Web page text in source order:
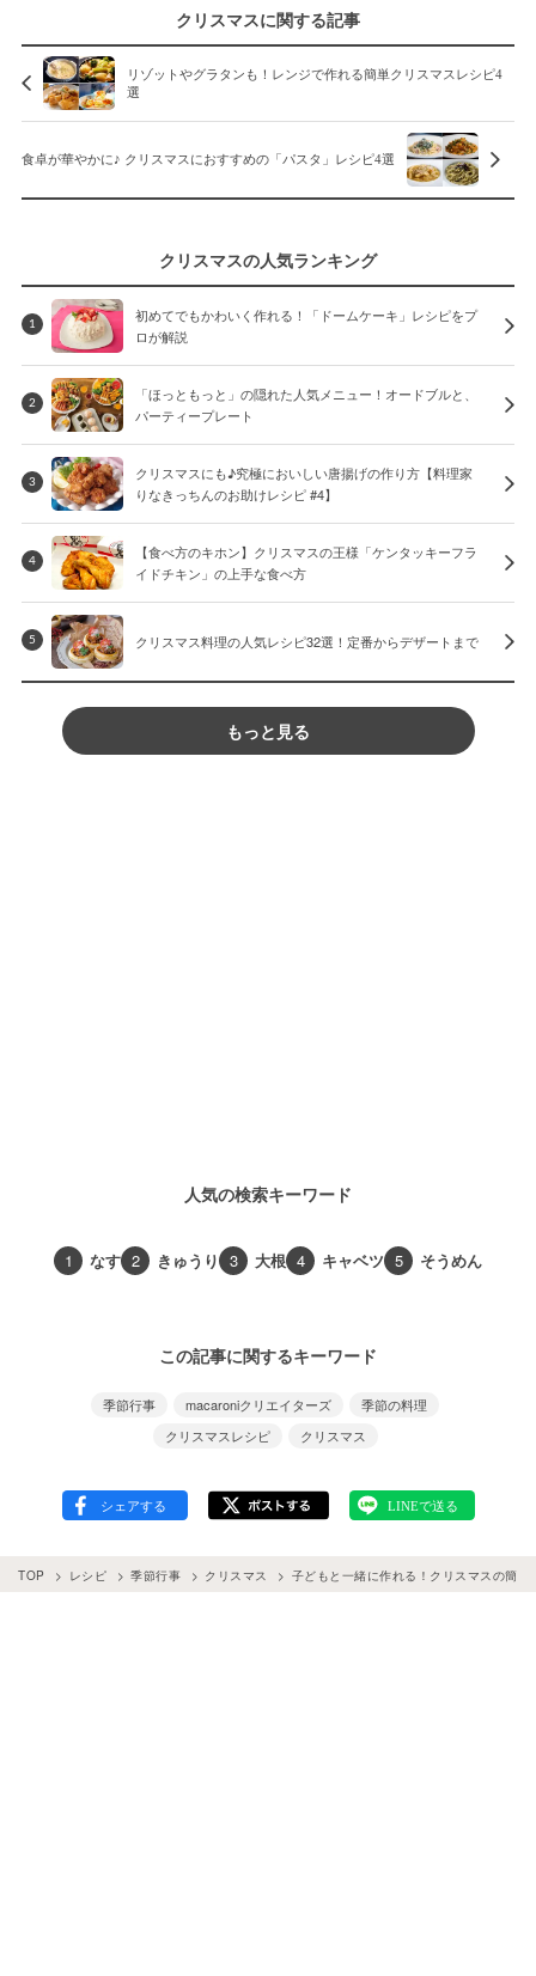
クリスマスに関する記事
リゾットやグラタンも！レンジで作れる簡単クリスマスレシピ4
選
食卓が華やかに♪ クリスマスにおすすめの「パスタ」レシピ4選
クリスマスの人気ランキング
1
初めてでもかわいく作れる！「ドームケーキ」レシピをプ
ロが解説
2
「ほっともっと」の隠れた人気メニュー！オードブルと、
パーティープレート
3
クリスマスにも♪究極においしい唐揚げの作り方【料理家
りなきっちんのお助けレシピ #4】
4
【食べ方のキホン】クリスマスの王様「ケンタッキーフラ
イドチキン」の上手な食べ方
5 クリスマス料理の人気レシピ32選！定番からデザートまで
もっと見る
人気の検索キーワード
1 なす 2 きゅうり 3 大根 4 キャベツ 5 そうめん
この記事に関するキーワード
季節行事 macaroniクリエイターズ
季節の料理
クリスマスレシピ
クリスマス
TOP レシピ 季節行事 クリスマス 子どもと一緒に作れる！クリスマスの簡単